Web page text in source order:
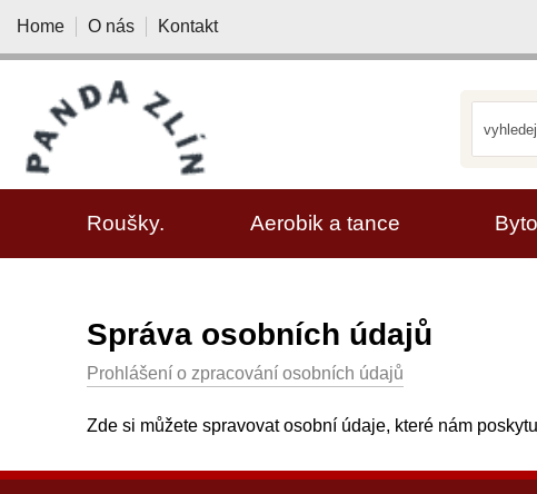
Správa osobních údajů
Prohlášení o zpracování osobních údajů
Zde si můžete spravovat osobní údaje, které nám
VYBRAT KATEGORII
Roušky. Aerobik a tance
Home O nás Kontakt